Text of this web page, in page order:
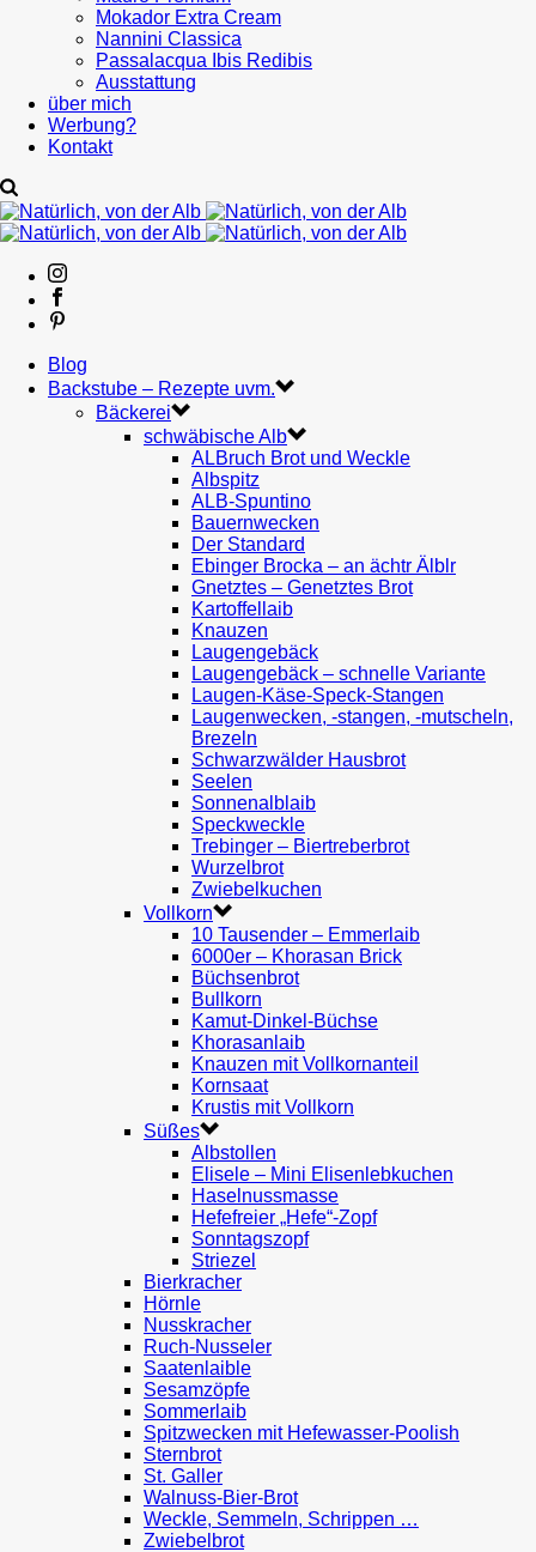
Mokador Extra Cream
Nannini Classica
Passalacqua Ibis Redibis
Ausstattung
über mich
Werbung?
Kontakt
Blog
Backstube – Rezepte uvm.
Bäckerei
schwäbische Alb
ALBruch Brot und Weckle
Albspitz
ALB-Spuntino
Bauernwecken
Der Standard
Ebinger Brocka – an ächtr Älblr
Gnetztes – Genetztes Brot
Kartoffellaib
Knauzen
Laugengebäck
Laugengebäck – schnelle Variante
Laugen-Käse-Speck-Stangen
Laugenwecken, -stangen, -mutscheln,
Brezeln
Schwarzwälder Hausbrot
Seelen
Sonnenalblaib
Speckweckle
Trebinger – Biertreberbrot
Wurzelbrot
Zwiebelkuchen
Vollkorn
10 Tausender – Emmerlaib
6000er – Khorasan Brick
Büchsenbrot
Bullkorn
Kamut-Dinkel-Büchse
Khorasanlaib
Knauzen mit Vollkornanteil
Kornsaat
Krustis mit Vollkorn
Süßes
Albstollen
Elisele – Mini Elisenlebkuchen
Haselnussmasse
Hefefreier „Hefe“-Zopf
Sonntagszopf
Striezel
Bierkracher
Hörnle
Nusskracher
Ruch-Nusseler
Saatenlaible
Sesamzöpfe
Sommerlaib
Spitzwecken mit Hefewasser-Poolish
Sternbrot
St. Galler
Walnuss-Bier-Brot
Weckle, Semmeln, Schrippen …
Zwiebelbrot